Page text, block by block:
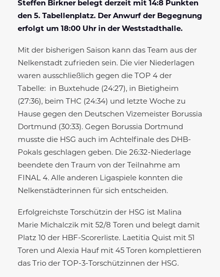
Steffen Birkner belegt derzeit mit 14:8 Punkten
den 5. Tabellenplatz. Der Anwurf der Begegnung
erfolgt um 18:00 Uhr in der Weststadthalle.
Mit der bisherigen Saison kann das Team aus der
Nelkenstadt zufrieden sein. Die vier Niederlagen
waren ausschließlich gegen die TOP 4 der
Tabelle: in Buxtehude (24:27), in Bietigheim
(27:36), beim THC (24:34) und letzte Woche zu
Hause gegen den Deutschen Vizemeister Borussia
Dortmund (30:33). Gegen Borussia Dortmund
musste die HSG auch im Achtelfinale des DHB-
Pokals geschlagen geben. Die 26:32-Niederlage
beendete den Traum von der Teilnahme am
FINAL 4. Alle anderen Ligaspiele konnten die
Nelkenstädterinnen für sich entscheiden.
Erfolgreichste Torschützin der HSG ist Malina
Marie Michalczik mit 52/8 Toren und belegt damit
Platz 10 der HBF-Scorerliste. Laetitia Quist mit 51
Toren und Alexia Hauf mit 45 Toren komplettieren
das Trio der TOP-3-Torschützinnen der HSG.